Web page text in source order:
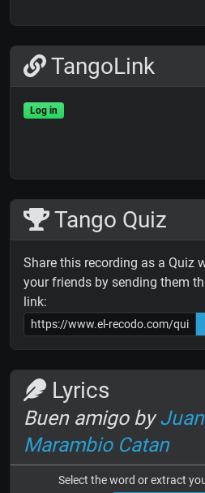
TangoLink
Log in
Tango Quiz
Share this recording as a Quiz
your friends by sending them
link:
Lyrics
Buen amigo by
Marambio Catan
Select the word or extract